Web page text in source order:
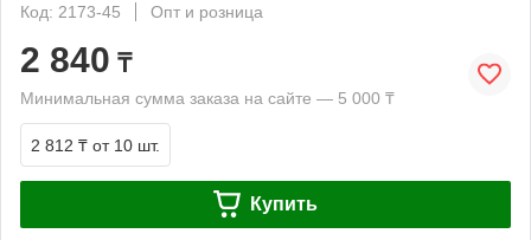
Код: 2173-45
Опт и розница
2 840 ₸
Минимальная сумма заказа на сайте — 5 000 ₸
2 812 ₸ от 10 шт.
Купить